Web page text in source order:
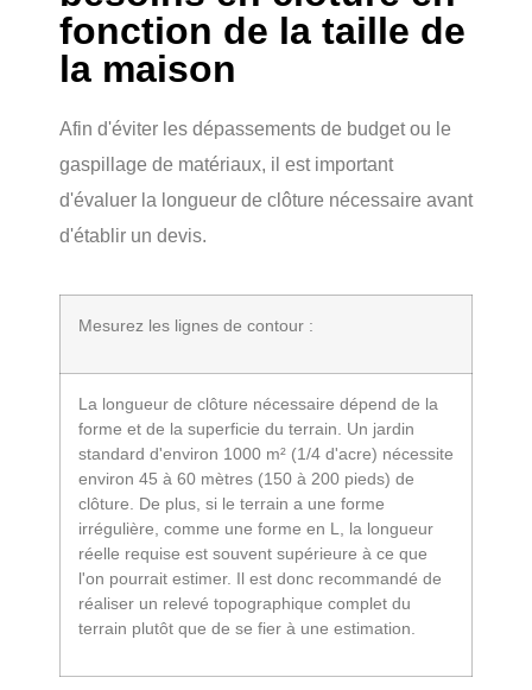
fonction de la taille de
la maison
Afin d'éviter les dépassements de budget ou le
gaspillage de matériaux, il est important
d'évaluer la longueur de clôture nécessaire avant
d'établir un devis.
Mesurez les lignes de contour :
La longueur de clôture nécessaire dépend de la
forme et de la superficie du terrain. Un jardin
standard d'environ 1000 m² (1/4 d'acre) nécessite
environ 45 à 60 mètres (150 à 200 pieds) de
clôture. De plus, si le terrain a une forme
irrégulière, comme une forme en L, la longueur
réelle requise est souvent supérieure à ce que
l'on pourrait estimer. Il est donc recommandé de
réaliser un relevé topographique complet du
terrain plutôt que de se fier à une estimation.